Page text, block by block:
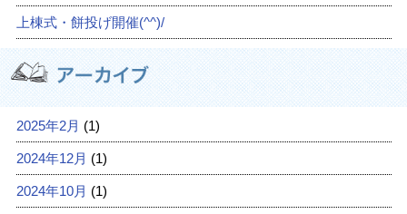
上棟式・餅投げ開催(^^)/
2025年2月 (1)
2024年12月 (1)
2024年10月 (1)